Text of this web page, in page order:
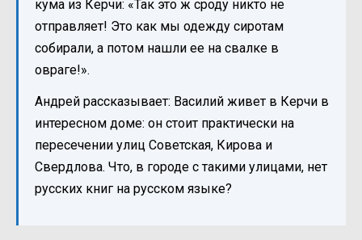
кума из Керчи: «Так это ж сроду никто не
отправляет! Это как мы одежду сиротам
собирали, а потом нашли ее на свалке в
овраге!».
Андрей рассказывает: Василий живет в Керчи в
интересном доме: он стоит практически на
пересечении улиц Советская, Кирова и
Свердлова. Что, в городе с такими улицами, нет
русских книг на русском языке?